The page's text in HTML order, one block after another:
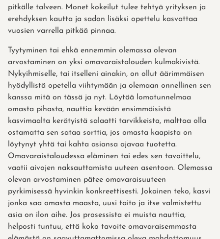
pitkälle talveen. Monet kokeilut tulee tehtyä yrityksen ja
erehdyksen kautta ja sadon lisäksi opettelu kasvattaa
vuosien varrella pitkää pinnaa.
Tyytyminen tai ehkä ennemmin olemassa olevan
arvostaminen on yksi omavaraistalouden kulmakivistä.
Nykyihmiselle, tai itselleni ainakin, on ollut äärimmäisen
hyödyllistä opetella viihtymään ja olemaan onnellinen sen
kanssa mitä on tässä ja nyt. Löytää lomatunnelmaa
omasta pihasta, nauttia kevään ensimmäisistä
kasvimaalta kerätyistä salaatti tarvikkeista, malttaa olla
ostamatta sen sataa sorttia, jos omasta kaapista on
löytynyt yhtä tai kahta asiansa ajavaa tuotetta.
Omavaraistaloudessa eläminen tai edes sen tavoittelu,
vaatii aivojen naksauttamista uuteen asentoon. Olemassa
olevan arvostaminen pätee omavaraisuuteen
pyrkimisessä hyvinkin konkreettisesti. Jokainen teko, kasvi
jonka saa omasta maasta, uusi taito ja itse valmistettu
asia on ilon aihe. Jos prosessista ei muista nauttia,
helposti tuntuu, että koko tavoite omavaraisemmasta